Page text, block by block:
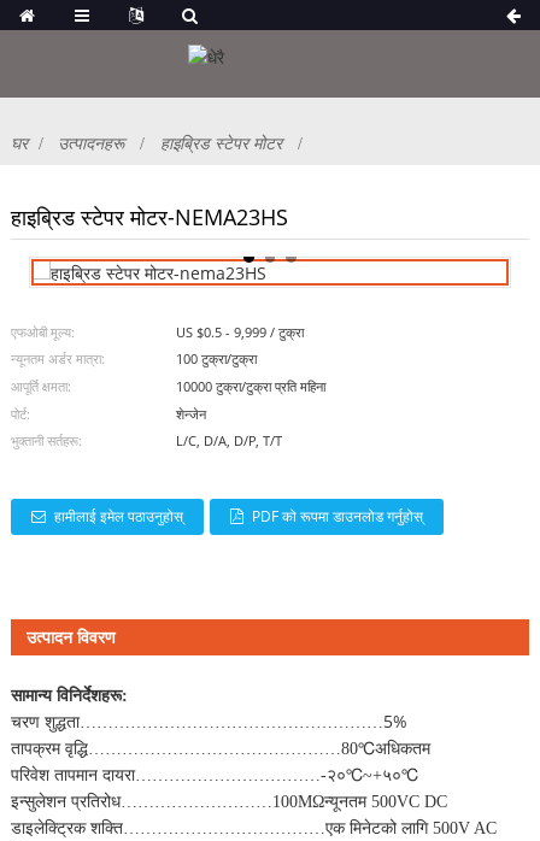
घर उत्पादनहरू हाइब्रिड स्टेपर मोटर
हाइब्रिड स्टेपर मोटर-NEMA23HS
एफओबी मूल्य:
US $0.5 - 9,999 / टुक्रा
न्यूनतम अर्डर मात्रा:
100 टुक्रा/टुक्रा
आपूर्ति क्षमता:
10000 टुक्रा/टुक्रा प्रति महिना
पोर्ट:
शेन्जेन
भुक्तानी सर्तहरू:
L/C, D/A, D/P, T/T
हामीलाई इमेल पठाउनुहोस् PDF को रूपमा डाउनलोड गर्नुहोस्
उत्पादन विवरण
सामान्य विनिर्देशहरू:
चरण शुद्धता………………………………………………5%
तापक्रम वृद्धि………………………………………80℃अधिकतम
परिवेश तापमान दायरा……………………………-२०℃~+५०℃
इन्सुलेशन प्रतिरोध………………………100MΩन्यूनतम 500VC DC
डाइलेक्ट्रिक शक्ति………………………………एक मिनेटको लागि 500V AC